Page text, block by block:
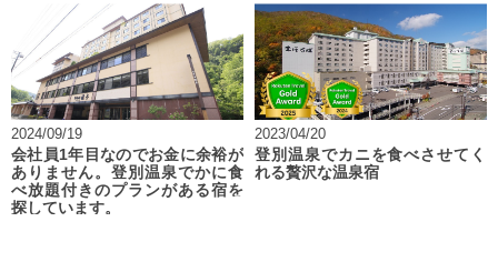
2024/09/19
会社員1年目なのでお金に余裕が
ありません。登別温泉でかに食
べ放題付きのプランがある宿を
探しています。
2023/04/20
登別温泉でカニを食べさせてく
れる贅沢な温泉宿